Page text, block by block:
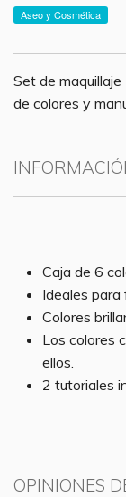
Aseo y Cosmética
Set de
de colores y
Caja de 6
Ideales
Colores
Los colores
ellos.
2 tutoriales
OPINIONES